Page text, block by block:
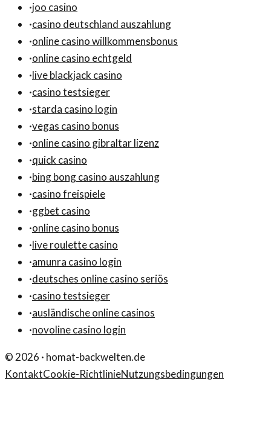
·joo casino
·casino deutschland auszahlung
·online casino willkommensbonus
·online casino echtgeld
·live blackjack casino
·casino testsieger
·starda casino login
·vegas casino bonus
·online casino gibraltar lizenz
·quick casino
·bing bong casino auszahlung
·casino freispiele
·ggbet casino
·online casino bonus
·live roulette casino
·amunra casino login
·deutsches online casino seriös
·casino testsieger
·ausländische online casinos
·novoline casino login
© 2026 · homat-backwelten.de
KontaktCookie-RichtlinieNutzungsbedingungen